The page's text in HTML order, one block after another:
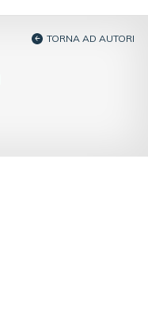
TORNA AD AUTORI